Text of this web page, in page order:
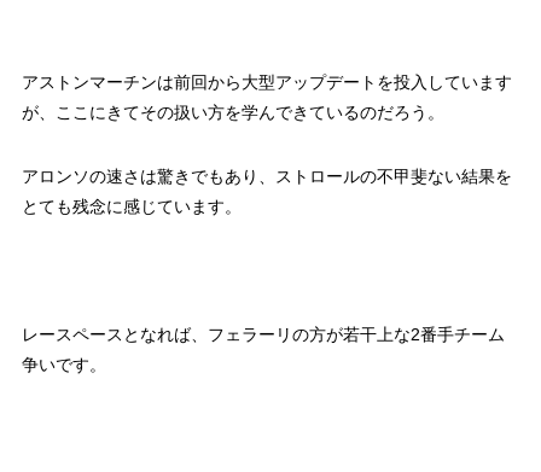
アストンマーチンは前回から大型アップデートを投入しています
が、ここにきてその扱い方を学んできているのだろう。
アロンソの速さは驚きでもあり、ストロールの不甲斐ない結果を
とても残念に感じています。
レースペースとなれば、フェラーリの方が若干上な2番手チーム
争いです。